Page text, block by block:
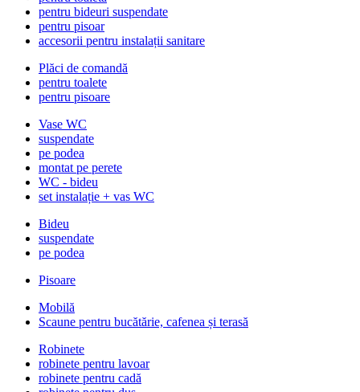
pentru bideuri suspendate
pentru pisoar
accesorii pentru instalații sanitare
Plăci de comandă
pentru toalete
pentru pisoare
Vase WC
suspendate
pe podea
montat pe perete
WC - bideu
set instalație + vas WC
Bideu
suspendate
pe podea
Pisoare
Mobilă
Scaune pentru bucătărie, cafenea și terasă
Robinete
robinete pentru lavoar
robinete pentru cadă